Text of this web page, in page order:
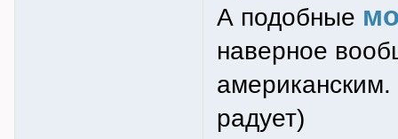
А подобные
наверное
радует)